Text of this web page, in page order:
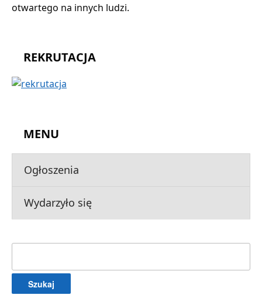
REKRUTACJA
MENU
Ogłoszenia
Wydarzyło się
otwartego na innych ludzi.